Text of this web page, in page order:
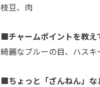
枝豆、肉
■チャームポイントを教え
綺麗なブルーの目、ハスキ
■ちょっと「ざんねん」な